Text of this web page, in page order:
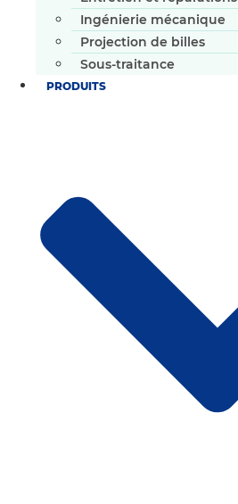
Ingénierie mécanique
Projection de billes
Sous-traitance
PRODUITS